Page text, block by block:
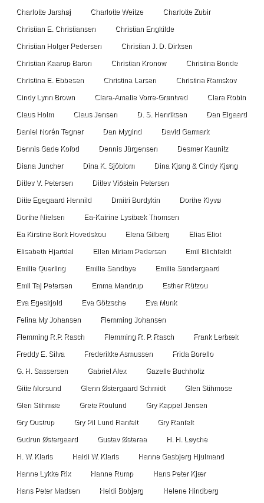
Charlotte Jarshøj Charlotte Weitze Charlotte Zubir
Christian E. Christiansen Christian Engkilde
Christian Holger Pedersen Christian J. D. Dirksen
Christian Kaarup Baron Christian Kronow Christina Bonde
Christina E. Ebbesen Christina Larsen Christina Ramskov
Cindy Lynn Brown Clara-Amalie Vorre-Grøntved Clara Robin
Claus Holm Claus Jensen D. S. Henriksen Dan Elgaard
Daniel Norén Tegner Dan Mygind David Garmark
Dennis Gade Kofod Dennis Jürgensen Desmer Kaunitz
Diana Juncher Dina K. Sjöblom Dina Kjøng & Cindy Kjøng
Ditlev V. Petersen Ditlev Viðstein Petersen
Ditte Egegaard Hennild Dmitri Burdykin Dorthe Klyvø
Dorthe Nielsen Ea-Katrine Lystbæk Thomsen
Ea Kirstine Bork Hovedskou Elena Gilberg Elias Eliot
Elisabeth Hjartdal Ellen Miriam Pedersen Emil Blichfeldt
Emilie Querling Emilie Sandbye Emilie Søndergaard
Emil Taj Petersen Emma Mandrup Esther Rützou
Eva Egeskjold Eva Götzsche Eva Munk
Felina My Johansen Flemming Johansen
Flemming R.P. Rasch Flemming R. P. Rasch Frank Lerbæk
Freddy E. Silva Frederikke Asmussen Frida Borello
G. H. Sassersen Gabriel Alex Gazelle Buchholtz
Gitte Morsund Glenn Østergaard Schmidt Glen Stihmose
Glen Stihmøe Grete Roulund Gry Kappel Jensen
Gry Oustrup Gry Pil Lund Ranfelt Gry Ranfelt
Gudrun Østergaard Gustav Østeraa H. H. Løyche
H. W. Klaris Haidi W. Klaris Hanne Gasbjerg Hjulmand
Hanne Lykke Rix Hanne Rump Hans Peter Kjær
Hans Peter Madsen Heidi Bobjerg Helene Hindberg